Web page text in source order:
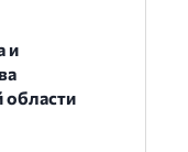
и
области